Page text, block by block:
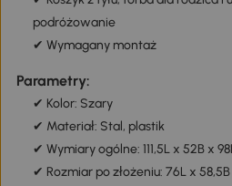
podróżowanie
✔ Wymagany montaż
Parametry:
✔ Kolor: Szary
✔ Materiał: Stal, plastik
✔ Wymiary ogólne: 111,5L x 52B x
✔ Rozmiar po złożeniu: 76L x